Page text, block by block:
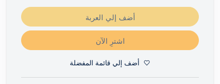
أضف إلي العربة
اشترِ الآن
أضف إلي قائمة المفضلة